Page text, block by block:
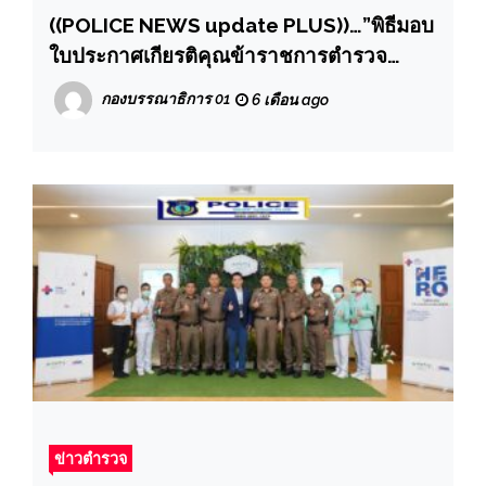
((POLICE NEWS update PLUS))…”พิธีมอบ
ใบประกาศเกียรติคุณข้าราชการตำรวจ
ปฏิบัติหน้าที่ดีเด่น ของตำรวจในสังกัด ภ.1
กองบรรณาธิการ 01 6 เดือน ago
ข่าวตำรวจ